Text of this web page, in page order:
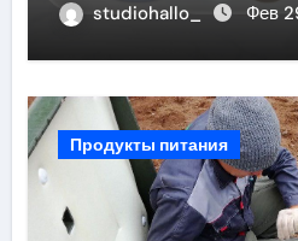
studiohallo_ Фев
Продукты питания